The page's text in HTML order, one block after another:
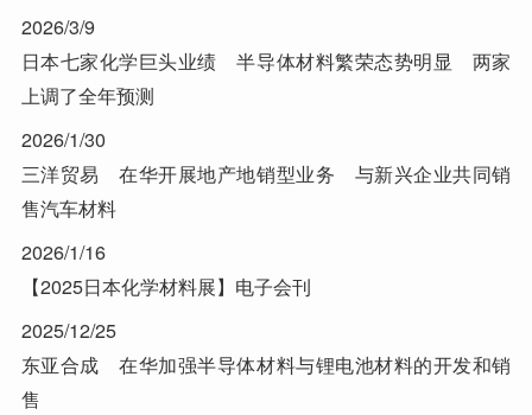
2026/3/9
日本七家化学巨头业绩 半导体材料繁荣态势明显 两家
上调了全年预测
2026/1/30
三洋贸易 在华开展地产地销型业务 与新兴企业共同销
售汽车材料
2026/1/16
【2025日本化学材料展】电子会刊
2025/12/25
东亚合成 在华加强半导体材料与锂电池材料的开发和销
售